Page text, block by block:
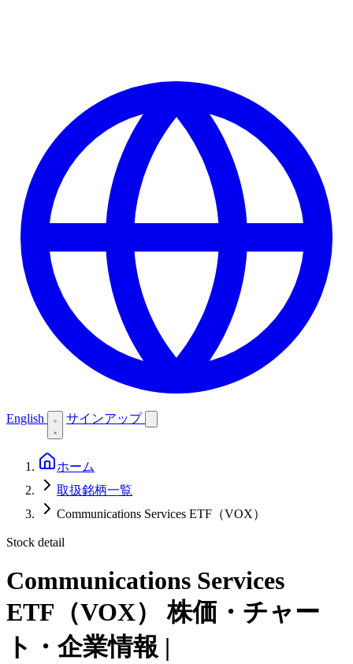
English サインアップ
ホーム
取扱銘柄一覧
Communications Services ETF（VOX）
Stock detail
Communications Services
ETF（VOX）
株価・チャー
ト・企業情報 |